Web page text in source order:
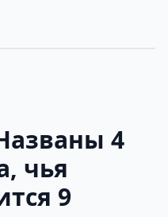
4
чья
9